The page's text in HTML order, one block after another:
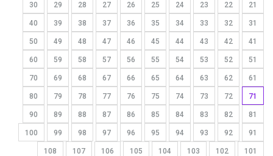
21
22
23
24
25
26
27
28
29
30
31
32
33
34
35
36
37
38
39
40
41
42
43
44
45
46
47
48
49
50
51
52
53
54
55
56
57
58
59
60
61
62
63
64
65
66
67
68
69
70
71
72
73
74
75
76
77
78
79
80
81
82
83
84
85
86
87
88
89
90
91
92
93
94
95
96
97
98
99
100
101
102
103
104
105
106
107
108